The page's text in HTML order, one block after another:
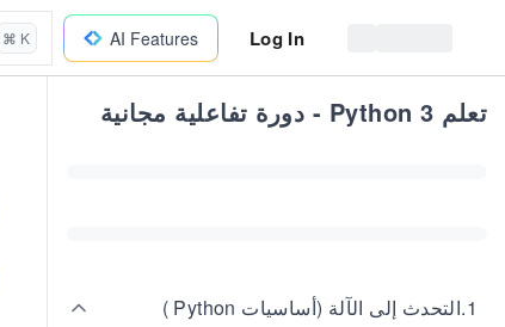
⌘ K AI Features Log In
تعلم Python 3 - دورة تفاعلية مجانية
1
.التحدث إلى الآلة (أساسيات Python )